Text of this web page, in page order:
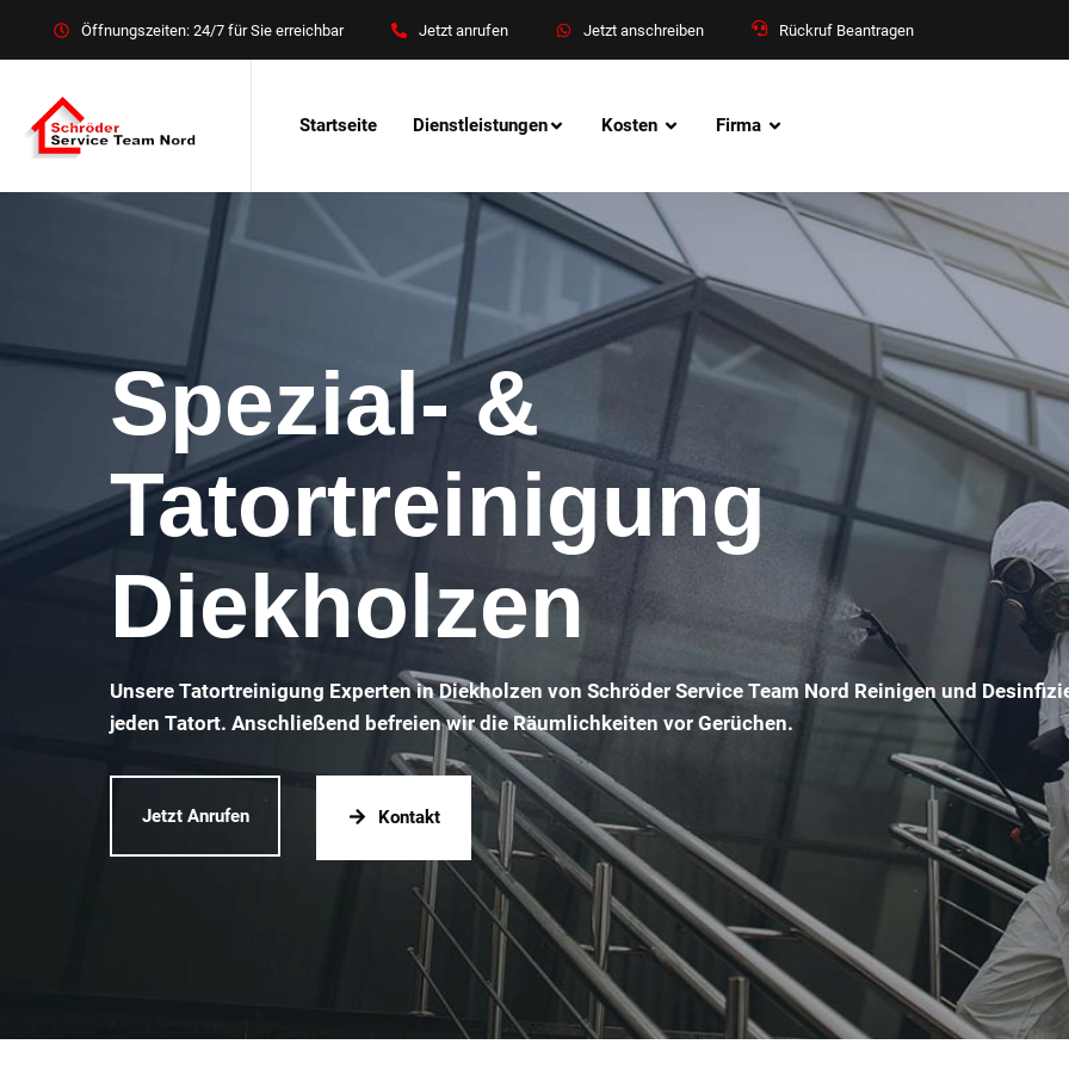
Öffnungszeiten: 24/7 für Sie erreichbar Jetzt anrufen Jetzt anschreiben Rückruf Beantragen
Startseite Dienstleistungen Kosten Firma
Spezial- &
Tatortreinigung
Diekholzen
Unsere Tatortreinigung Experten in Diekholzen von Schröder Service Team Nord Reinigen und
jeden Tatort. Anschließend befreien wir die Räumlichkeiten vor Gerüchen.
Jetzt Anrufen Kontakt